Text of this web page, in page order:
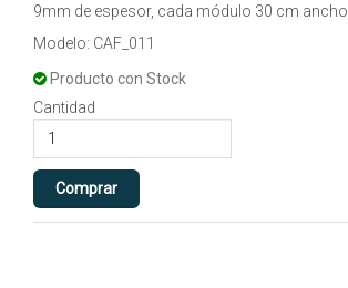
9mm de espesor, cada módulo 30 cm ancho.
Modelo: CAF_011
Producto con Stock
Cantidad